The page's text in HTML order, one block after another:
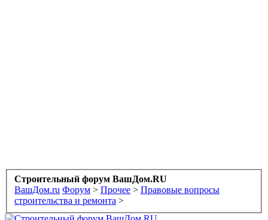
Строительный форум ВашДом.RU
ВашДом.ru Форум > Прочее > Правовые вопросы
строительства и ремонта >